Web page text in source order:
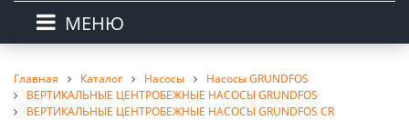
МЕНЮ
Главная Каталог Насосы
Насосы GRUNDFOS
ВЕРТИКАЛЬНЫЕ ЦЕНТРОБЕЖНЫЕ НАСОСЫ GRUNDFOS
ВЕРТИКАЛЬНЫЕ ЦЕНТРОБЕЖНЫЕ НАСОСЫ GRUNDFOS CR